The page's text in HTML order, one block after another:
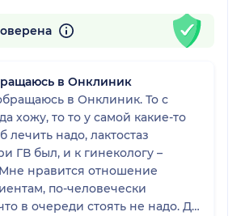
в Онклиник
в Онклиник. То с
хожу, то то у самой какие-то
лечить надо, лактостаз
ГВ был, и к гинекологу –
нравится отношение
по-человечески
в очереди стоять не надо. Да